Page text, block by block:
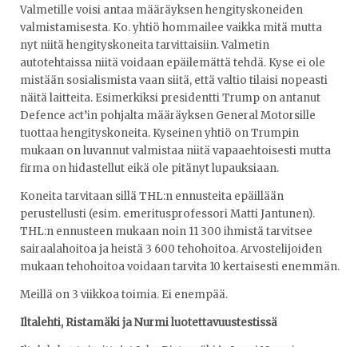
Valmetille voisi antaa määräyksen hengityskoneiden
valmistamisesta. Ko. yhtiö hommailee vaikka mitä mutta
nyt niitä hengityskoneita tarvittaisiin. Valmetin
autotehtaissa niitä voidaan epäilemättä tehdä. Kyse ei ole
mistään sosialismista vaan siitä, että valtio tilaisi nopeasti
näitä laitteita. Esimerkiksi presidentti Trump on antanut
Defence act’in pohjalta määräyksen General Motorsille
tuottaa hengityskoneita. Kyseinen yhtiö on Trumpin
mukaan on luvannut valmistaa niitä vapaaehtoisesti mutta
firma on hidastellut eikä ole pitänyt lupauksiaan.
Koneita tarvitaan sillä THL:n ennusteita epäillään
perustellusti (esim. emeritusprofessori Matti Jantunen).
THL:n ennusteen mukaan noin 11 300 ihmistä tarvitsee
sairaalahoitoa ja heistä 3 600 tehohoitoa. Arvostelijoiden
mukaan tehohoitoa voidaan tarvita 10 kertaisesti enemmän.
Meillä on 3 viikkoa toimia. Ei enempää.
Iltalehti, Ristamäki ja Nurmi luotettavuustestissä